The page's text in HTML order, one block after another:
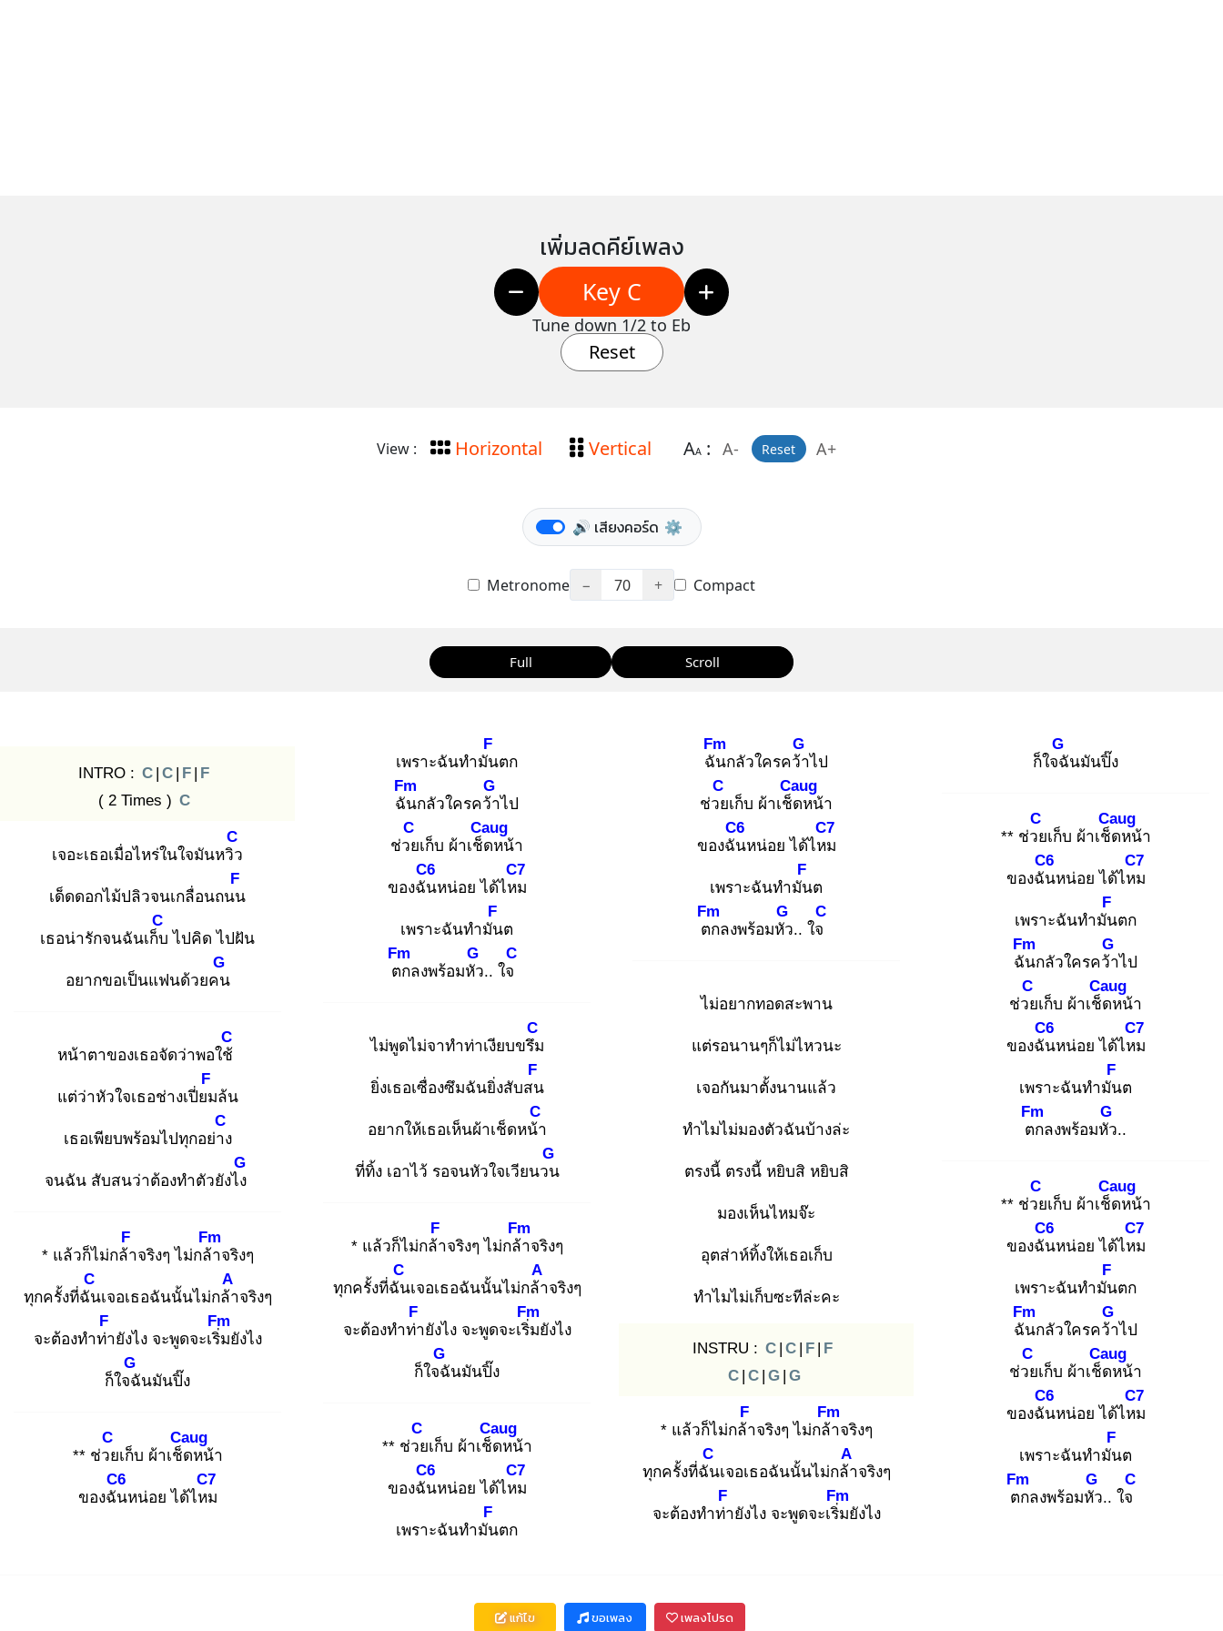
เพิ่มลดคีย์เพลง
Key C
Tune down 1/2 to Eb
Reset
View : Horizontal Vertical AA: A- Reset A+
🔊 เสียงคอร์ด ⚙️
Metronome − 70 + Compact
Full Scroll
INTRO : C | C | F | F
( 2 Times ) C
เจอะเธอเมื่อไหร่ในใจมันหวิว
C
เด็ดดอกไม้ปลิวจนเกลื่อนถนน
F
เธอน่ารักจนฉันเก็บ
C
ไปคิด ไปฝัน
อยากขอเป็นแฟนด้วยคน
G
หน้าตาของเธอจัดว่าพอใช้
C
แต่ว่าหัวใจเธอช่างเปี่ยม
F
ล้น
เธอเพียบพร้อมไปทุกอย่าง
C
จนฉัน สับสนว่าต้องทำตัวยังไง
G
* แล้วก็ไม่กล้า
F
จริงๆ ไม่กล้า
Fm
จริงๆ
ทุกครั้งที่ฉัน
C
เจอเธอฉันนั้นไม่กล้า
A
จริงๆ
จะต้องทำท่า
F
ยังไง จะพูดจะเริ่ม
Fm
ยังไง
ก็ใจฉั
G
นมันปิ๊ง
** ช่วย
C
เก็บ ผ้าเช็ด
Caug
หน้า
ของฉัน
C6
หน่อย ได้ไหม
C7
เพราะฉันทำมัน
F
ตก
ฉัน
Fm
กลัวใครคว้า
G
ไป
ช่วย
C
เก็บ ผ้าเช็ด
Caug
หน้า
ของฉัน
C6
หน่อย ได้ไหม
C7
เพราะฉันทำมัน
F
ต
ตก
Fm
ลงพร้อมหัว
G
.. ใจ
C
ไม่พูดไม่จาทำท่าเงียบขรึม
C
ยิ่งเธอเซื่องซึมฉันยิ่งสับสน
F
อยากให้เธอเห็นผ้าเช็ดหน้า
C
ที่ทิ้ง เอาไว้ รอจนหัวใจเวียนวน
G
* แล้วก็ไม่กล้า
F
จริงๆ ไม่กล้า
Fm
จริงๆ
ทุกครั้งที่ฉัน
C
เจอเธอฉันนั้นไม่กล้า
A
จริงๆ
จะต้องทำท่า
F
ยังไง จะพูดจะเริ่ม
Fm
ยังไง
ก็ใจฉั
G
นมันปิ๊ง
** ช่วย
C
เก็บ ผ้าเช็ด
Caug
หน้า
ของฉัน
C6
หน่อย ได้ไหม
C7
เพราะฉันทำมัน
F
ตก
ฉัน
Fm
กลัวใครคว้า
G
ไป
ช่วย
C
เก็บ ผ้าเช็ด
Caug
หน้า
ของฉัน
C6
หน่อย ได้ไหม
C7
เพราะฉันทำมัน
F
ต
ตก
Fm
ลงพร้อมหัว
G
.. ใจ
C
ไม่อยากทอดสะพาน
แต่รอนานๆก็ไม่ไหวนะ
เจอกันมาตั้งนานแล้ว
ทำไมไม่มองตัวฉันบ้างล่ะ
ตรงนี้ ตรงนี้ หยิบสิ หยิบสิ
มองเห็นไหมจ๊ะ
อุตส่าห์ทิ้งให้เธอเก็บ
ทำไมไม่เก็บซะทีล่ะคะ
INSTRU : C | C | F | F
C | C | G | G
* แล้วก็ไม่กล้า
F
จริงๆ ไม่กล้า
Fm
จริงๆ
ทุกครั้งที่ฉัน
C
เจอเธอฉันนั้นไม่กล้า
A
จริงๆ
จะต้องทำท่า
F
ยังไง จะพูดจะเริ่ม
Fm
ยังไง
ก็ใจฉั
G
นมันปิ๊ง
** ช่วย
C
เก็บ ผ้าเช็ด
Caug
หน้า
ของฉัน
C6
หน่อย ได้ไหม
C7
เพราะฉันทำมัน
F
ตก
ฉัน
Fm
กลัวใครคว้า
G
ไป
ช่วย
C
เก็บ ผ้าเช็ด
Caug
หน้า
ของฉัน
C6
หน่อย ได้ไหม
C7
เพราะฉันทำมัน
F
ต
ตก
Fm
ลงพร้อมหัว
G
..
** ช่วย
C
เก็บ ผ้าเช็ด
Caug
หน้า
ของฉัน
C6
หน่อย ได้ไหม
C7
เพราะฉันทำมัน
F
ตก
ฉัน
Fm
กลัวใครคว้า
G
ไป
ช่วย
C
เก็บ ผ้าเช็ด
Caug
หน้า
ของฉัน
C6
หน่อย ได้ไหม
C7
เพราะฉันทำมัน
F
ต
ตก
Fm
ลงพร้อมหัว
G
.. ใจ
C
แก้ไข ขอเพลง เพลงโปรด